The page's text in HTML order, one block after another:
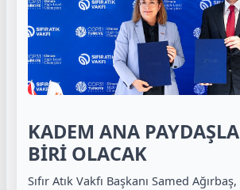
KADEM ANA
BİRİ OLACAK
Sıfır Atık Vakfı Başkanı Samed